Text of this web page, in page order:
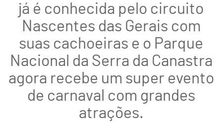
já é conhecida pelo circuito
Nascentes das Gerais com
suas cachoeiras e o Parque
Nacional da Serra da Canastra
agora recebe um super evento
de carnaval com grandes
atrações.